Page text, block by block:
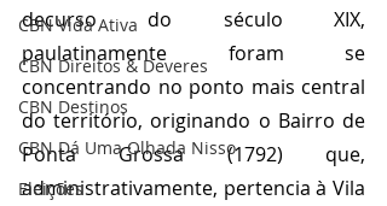
CBN Vida Ativa
CBN Direitos & Deveres
CBN Destinos
CBN Dá Uma Olhada Nisso
Eleições
decurso do século XIX,
paulatinamente foram se
concentrando no ponto mais central
do território, originando o Bairro de
Ponta Grossa (1792) que,
administrativamente, pertencia à Vila